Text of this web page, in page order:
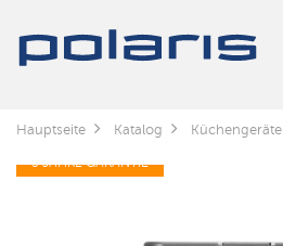
Hauptseite Katalog Küchengeräte
3 JAHRE GARANTIE